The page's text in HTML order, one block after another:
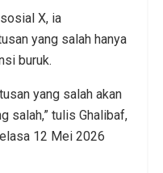
X, ia
yang salah hanya
buruk.
yang salah akan
salah,” tulis Ghalibaf,
12 Mei 2026